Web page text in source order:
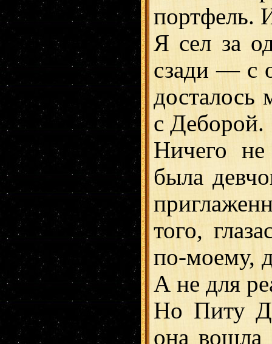
портфель.
Я сел за
сзади — с
досталось
с Деборой.
Ничего не
была
того,
по-моему,
А не для
Но Питу
она вошла